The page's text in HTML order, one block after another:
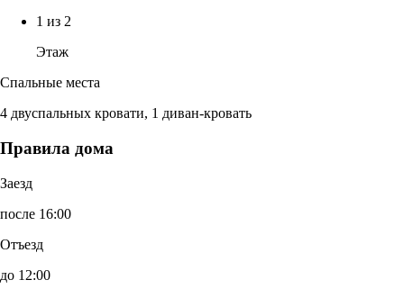
1 из 2
Этаж
Спальные места
4 двуспальных кровати, 1 диван-кровать
Правила дома
Заезд
после 16:00
Отъезд
до 12:00